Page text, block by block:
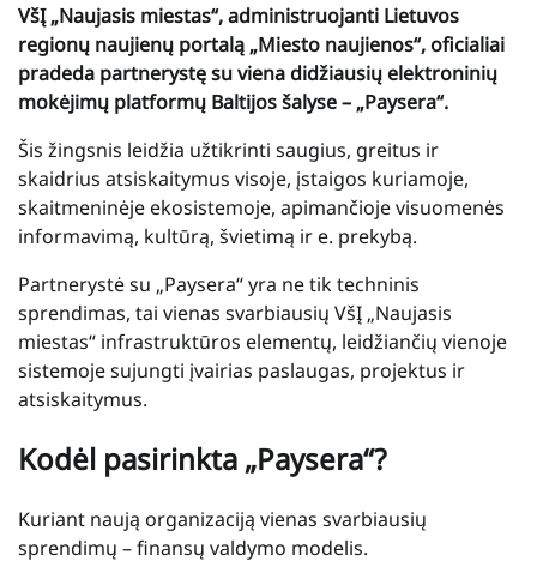
VšĮ „Naujasis miestas“, administruojanti Lietuvos
regionų naujienų portalą „Miesto naujienos“, oficialiai
pradeda partnerystę su viena didžiausių elektroninių
mokėjimų platformų Baltijos šalyse – „Paysera“.
Šis žingsnis leidžia užtikrinti saugius, greitus ir
skaidrius atsiskaitymus visoje, įstaigos kuriamoje,
skaitmeninėje ekosistemoje, apimančioje visuomenės
informavimą, kultūrą, švietimą ir e. prekybą.
Partnerystė su „Paysera“ yra ne tik techninis
sprendimas, tai vienas svarbiausių VšĮ „Naujasis
miestas“ infrastruktūros elementų, leidžiančių vienoje
sistemoje sujungti įvairias paslaugas, projektus ir
atsiskaitymus.
Kodėl pasirinkta „Paysera“?
Kuriant naują organizaciją vienas svarbiausių
sprendimų – finansų valdymo modelis.